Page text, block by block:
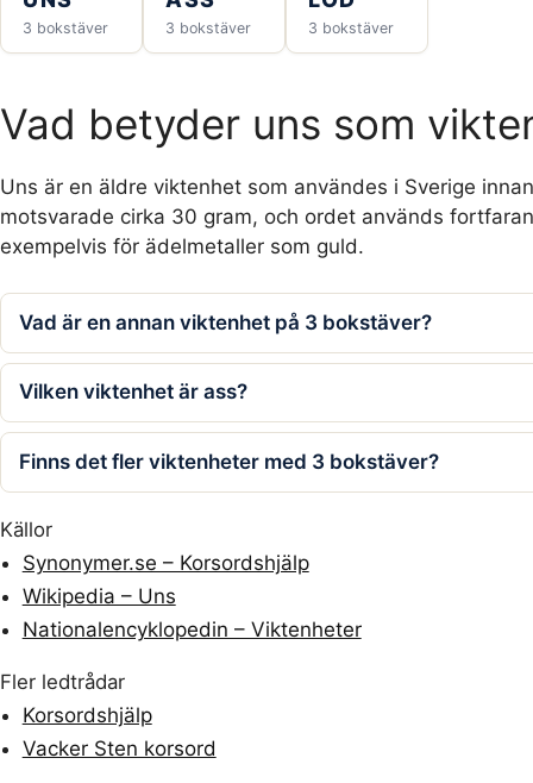
3 bokstäver 3 bokstäver 3 bokstäver
Vad betyder uns som
Uns är en äldre viktenhet som användes i Sverige
motsvarade cirka 30 gram, och ordet används
exempelvis för ädelmetaller som guld.
Vad är en annan viktenhet på 3 bokstäver?
Vilken viktenhet är ass?
Finns det fler viktenheter med 3 bokstäver?
Källor
Synonymer.se – Korsordshjälp
Wikipedia – Uns
Nationalencyklopedin – Viktenheter
Fler ledtrådar
Korsordshjälp
Vacker Sten korsord